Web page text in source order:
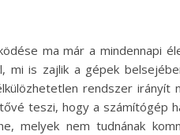
ma már a mindennapi
mi is zajlik a gépek
rendszer
teszi, hogy a számítógép
melyek nem tudnának